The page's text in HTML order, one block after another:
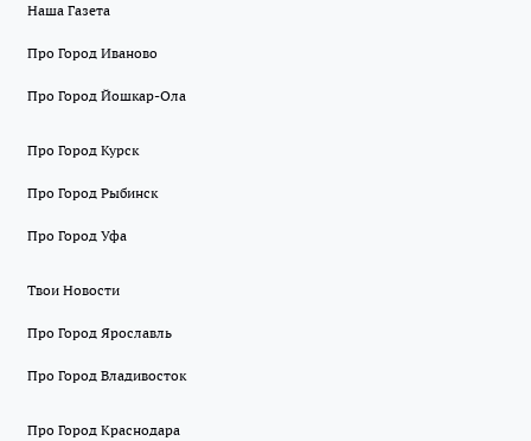
Наша Газета
Про Город Иваново
Про Город Йошкар-Ола
Про Город Курск
Про Город Рыбинск
Про Город Уфа
Твои Новости
Про Город Ярославль
Про Город Владивосток
Про Город Краснодара